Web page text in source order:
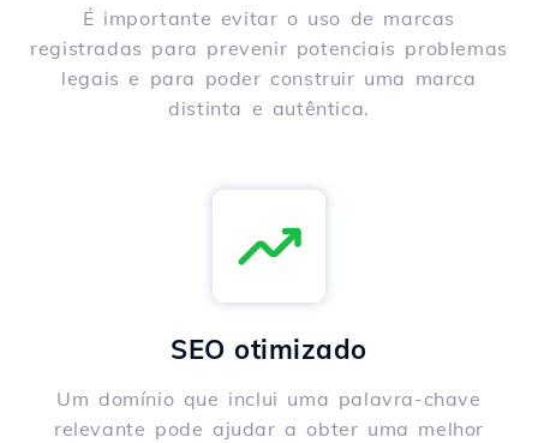
É importante evitar o uso de marcas
registradas para prevenir potenciais problemas
legais e para poder construir uma marca
distinta e autêntica.
SEO otimizado
Um domínio que inclui uma palavra-chave
relevante pode ajudar a obter uma melhor